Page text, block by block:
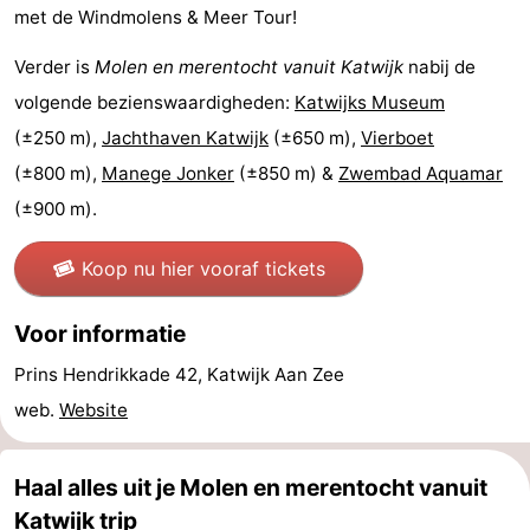
adressen
Regio
Noord-
Holland
-
Natuur
Duinen
aan
Bergen
-
Egmond
-
met de Windmolens & Meer Tour!
Verder is Molen en merentocht vanuit Katwijk nabij de
volgende bezienswaardigheden: Katwijks Museum
(±250 m), Jachthaven Katwijk (±650 m), Vierboet
(±800 m), Manege Jonker (±850 m) & Zwembad Aquamar
(±900 m).
Koop nu hier vooraf tickets
Voor informatie
Prins Hendrikkade 42, Katwijk Aan Zee
web. Website
Haal alles uit je Molen en merentocht vanuit
Katwijk trip